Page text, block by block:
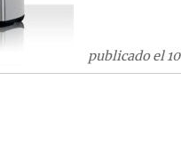
publicado el